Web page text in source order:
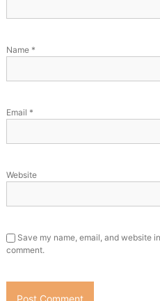
Name *
Email *
Website
Save my name, email, and website
comment.